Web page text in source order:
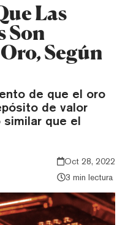
Las
Son
Según
de que el oro
de valor
que el
Oct 28, 2022
3 min lectura